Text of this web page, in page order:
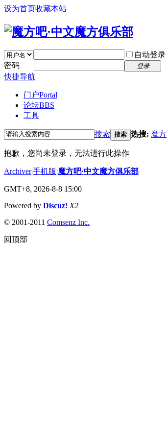
设为首页收藏本站
自动登录
密码
登录
快捷导航
门户Portal
论坛BBS
工具
搜索 搜索 热搜: 魔方
抱歉，您尚未登录，无法进行此操作
Archiver|手机版|魔方吧·中文魔方俱乐部
GMT+8, 2026-8-8 15:00
Powered by Discuz! X2
© 2001-2011 Comsenz Inc.
回顶部